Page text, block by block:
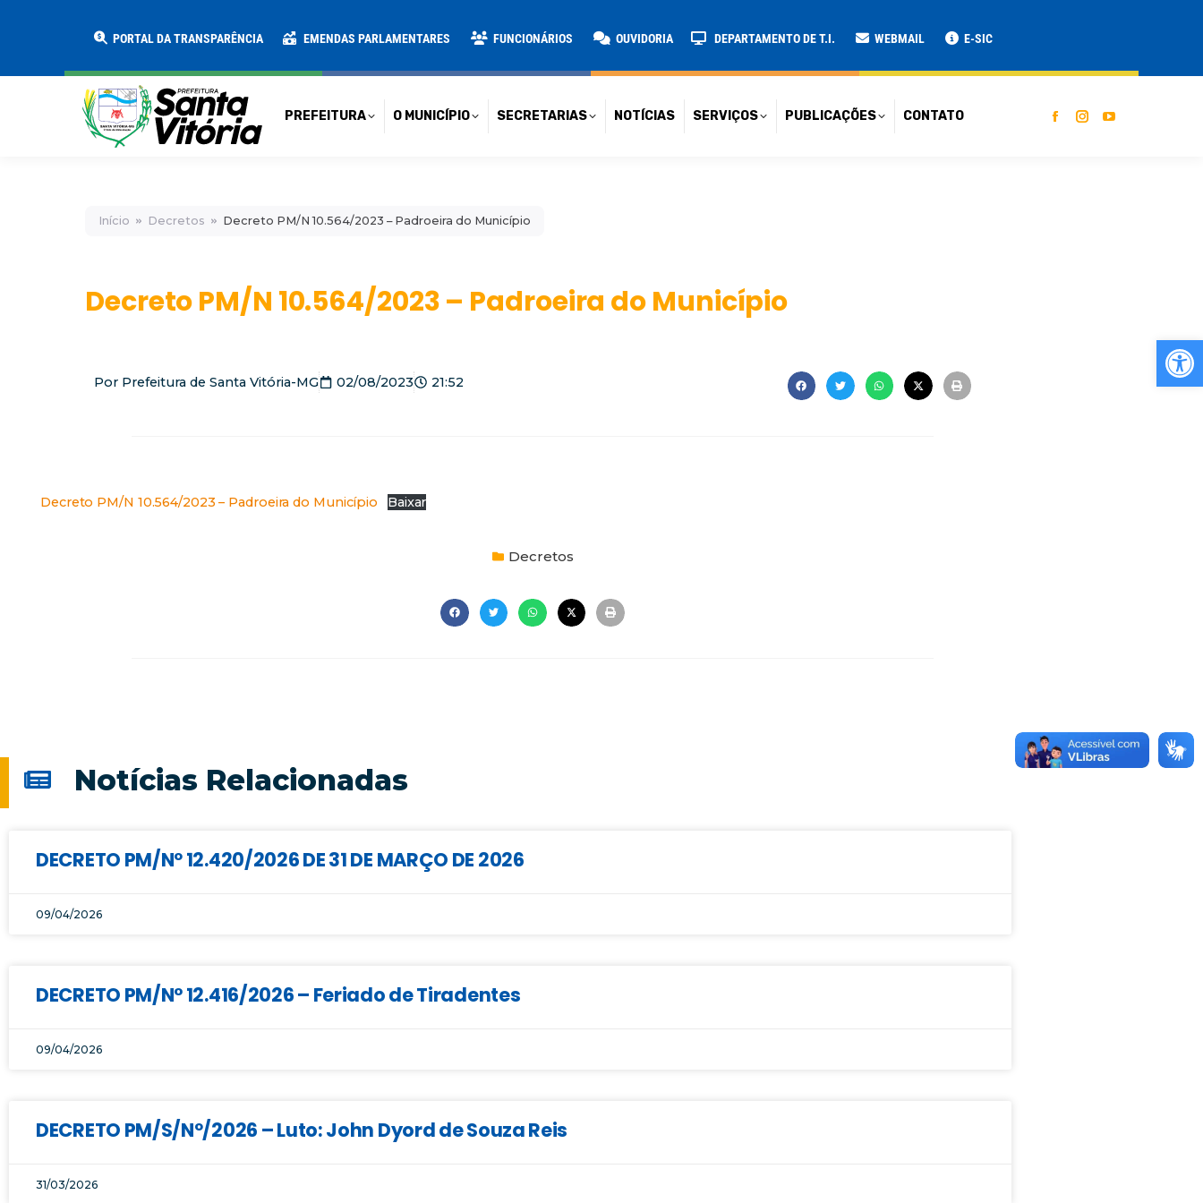
PORTAL DA TRANSPARÊNCIA EMENDAS PARLAMENTARES FUNCIONÁRIOS OUVIDORIA DEPARTAMENTO DE T.I. WEBMAIL E-SIC
PREFEITURA O MUNICÍPIO SECRETARIAS NOTÍCIAS SERVIÇOS PUBLICAÇÕES CONTATO
Início Decretos Decreto PM/N 10.564/2023 – Padroeira do Município
Decreto PM/N 10.564/2023 – Padroeira do Município
Por Prefeitura de Santa Vitória-MG 02/08/2023 21:52
Decreto PM/N 10.564/2023 – Padroeira do Município Baixar
Decretos
Notícias Relacionadas
DECRETO PM/Nº 12.420/2026 DE 31 DE MARÇO DE 2026
09/04/2026
DECRETO PM/N° 12.416/2026 – Feriado de Tiradentes
09/04/2026
DECRETO PM/S/Nº/2026 – Luto: John Dyord de Souza Reis
31/03/2026